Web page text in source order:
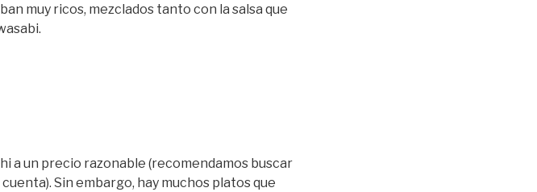
muy ricos, mezclados tanto con la salsa que
a un precio razonable (recomendamos buscar
Sin embargo, hay muchos platos que